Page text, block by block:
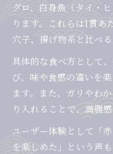
グロ、白身魚（タイ・
ります。これらは1貫
穴子、揚げ物系と比べ
具体的な食べ方として
び、味や食感の違いを
ます。また、ガリやわ
り入れることで、満腹感
ユーザー体験として「
を楽しめた」という声